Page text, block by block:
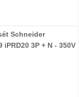
Schneider
iPRD20 3P + N - 350V